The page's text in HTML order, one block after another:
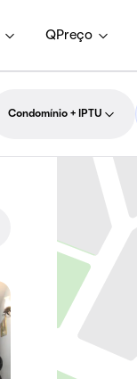
QPreço
Condomínio + IPTU